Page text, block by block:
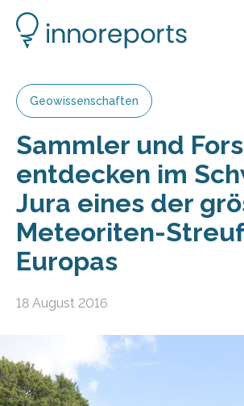
Geowissenschaften
Sammler und
entdecken im
Jura eines der
Meteoriten-
Europas
18 August 2016